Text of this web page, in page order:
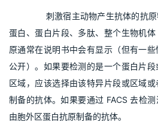
蛋白、蛋白片段、多肽、整个生物机
原通常在说明书中会有显示（但有一
公开）。如果要检测的是一个蛋白片
区域，应该选择由该特异片段或区域
制备的抗体。如果要通过 FACS 去检
由胞外区蛋白抗原制备的抗体。